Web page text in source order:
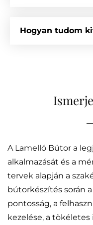
Hogyan tudom
A Lamelló Bútor a
alkalmazását és a
tervek alapján a
bútorkészítés során
pontosság, a
kezelése, a